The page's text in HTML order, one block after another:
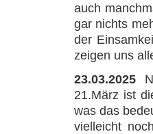
auch
gar nichts
der
zeigen uns
23.03.2025
21.März ist
was das
vielleicht